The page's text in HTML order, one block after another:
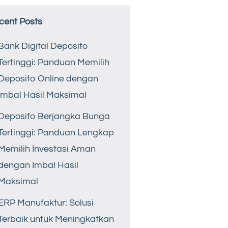
Posts
Digital Deposito
Panduan Memilih
Online dengan
Hasil Maksimal
Berjangka Bunga
Panduan Lengkap
Investasi Aman
Imbal Hasil
Manufaktur: Solusi
untuk Meningkatkan